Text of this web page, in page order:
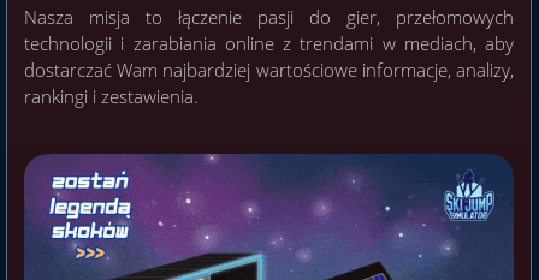
Nasza misja to łączenie pasji do gier, przełomowych
technologii i zarabiania online z trendami w mediach, aby
dostarczać Wam najbardziej wartościowe informacje, analizy,
rankingi i zestawienia.